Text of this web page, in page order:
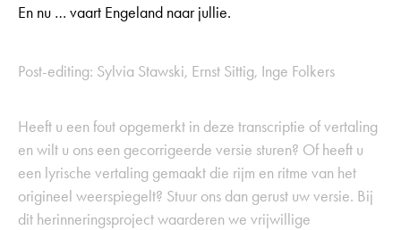
En nu … vaart Engeland naar jullie.
Post-editing: Sylvia Stawski, Ernst Sittig, Inge Folkers
Heeft u een fout opgemerkt in deze transcriptie of vertaling
en wilt u ons een gecorrigeerde versie sturen? Of heeft u
een lyrische vertaling gemaakt die rijm en ritme van het
origineel weerspiegelt? Stuur ons dan gerust uw versie. Bij
dit herinneringsproject waarderen we vrijwillige